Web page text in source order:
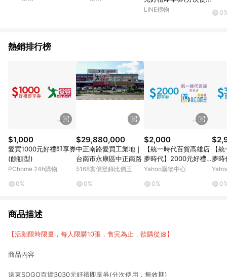
用．無效期)
LINE禮物
熱銷排行榜
$1,000
愛買1000元好禮即享券
(餘額型)
PChome 24h購物
0%
$29,880,000
中正南路愛買工業地｜
台南市永康區中正南路
5168實價登錄比價王
0%
$2,000
【統一時代百貨高雄店
夢時代】2000元好禮
即享券(餘額型)
Yahoo購物中心
0%
【
夢時
即享
商品描述
【活動限時限量，每人限購10張，售完為止，欲購從速】
商品內容
遠東SOGO百貨3030元好禮即享券(分次使用．無效期)